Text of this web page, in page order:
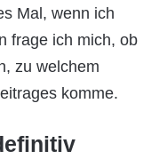
Mal, wenn ich
frage ich mich, ob
zu welchem
komme.